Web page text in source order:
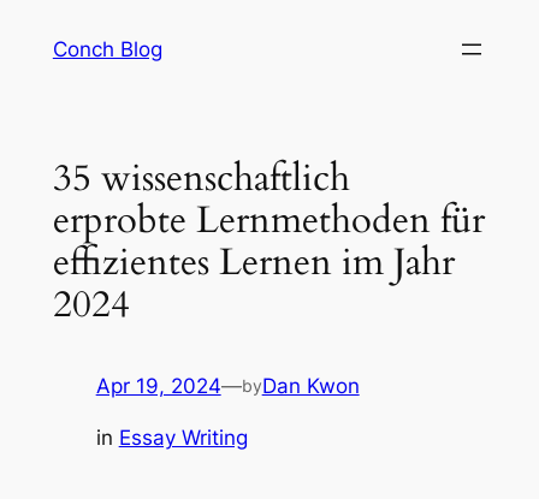
Conch Blog
35 wissenschaftlich
erprobte Lernmethoden für
effizientes Lernen im Jahr
2024
Apr 19, 2024—byDan Kwon
in Essay Writing